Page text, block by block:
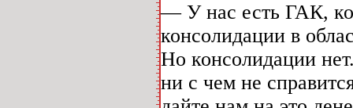
— У нас есть ГАК,
консолидации в
Но консолидации
ни с чем не